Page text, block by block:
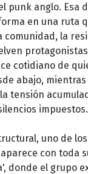
punk anglo. Esa
en una ruta
comunidad, la
cotidiano de
abajo,
tensión
impuestos.
uno de
con toda
donde el grupo